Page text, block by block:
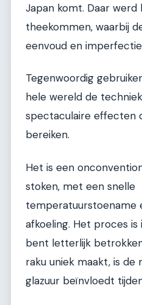
Japan komt. Daar
theekommen, waarbij
eenvoud en
Tegenwoordig
hele wereld de
spectaculaire effecten
bereiken.
Het is een
stoken, met een snelle
temperatuurstoename
afkoeling. Het proces
bent letterlijk
raku uniek maakt, is de
glazuur beïnvloedt